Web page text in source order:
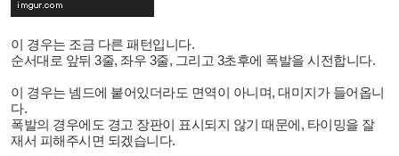
이 경우는 조금 다른 패턴입니다.
순서대로 앞뒤 3줄, 좌우 3줄, 그리고 3초후에 폭발을 시전합니다.
이 경우는 넴드에 붙어있더라도 면역이 아니며, 대미지가 들어옵니
다.
폭발의 경우에도 경고 장판이 표시되지 않기 때문에, 타이밍을 잘
재서 피해주시면 되겠습니다.